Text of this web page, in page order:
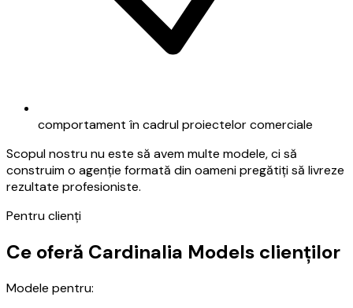
comportament în cadrul proiectelor comerciale
Scopul nostru nu este să avem multe modele, ci să
construim o agenție formată din oameni pregătiți să livreze
rezultate profesioniste.
Pentru clienți
Ce oferă Cardinalia Models clienților
Modele pentru: